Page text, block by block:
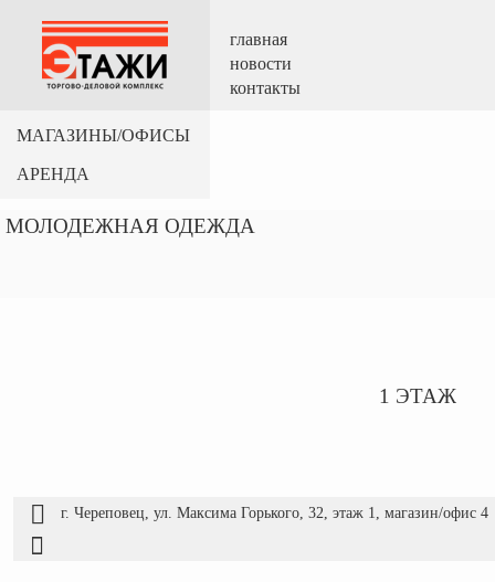
главная
новости
контакты
МАГАЗИНЫ/ОФИСЫ
АРЕНДА
МОЛОДЕЖНАЯ ОДЕЖДА
1 ЭТАЖ
г. Череповец, ул. Максима Горького, 32, этаж 1, магазин/офис 4